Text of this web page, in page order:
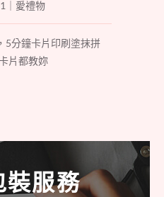
｜愛禮物
5分鐘卡片印刷塗抹拼
片都教妳
裝服務